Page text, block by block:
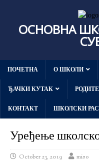
ОСНОВНА
ПОЧЕТНА О ШКОЛИ
ЂАЧКИ КУТАК
КОНТАКТ ШКОЛСКИ
Уређење
October 23, 2019 miso